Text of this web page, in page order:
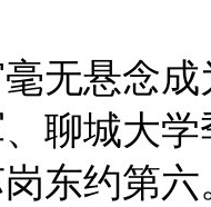
无悬念
聊城大
东约第六